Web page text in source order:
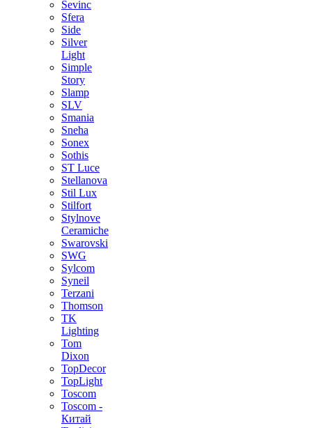
Sevinc
Sfera
Side
Silver
Light
Simple
Story
Slamp
SLV
Smania
Sneha
Sonex
Sothis
ST Luce
Stellanova
Stil Lux
Stilfort
Stylnove
Ceramiche
Swarovski
SWG
Sylcom
Syneil
Terzani
Thomson
TK
Lighting
Tom
Dixon
TopDecor
TopLight
Toscom
Toscom -
Китай